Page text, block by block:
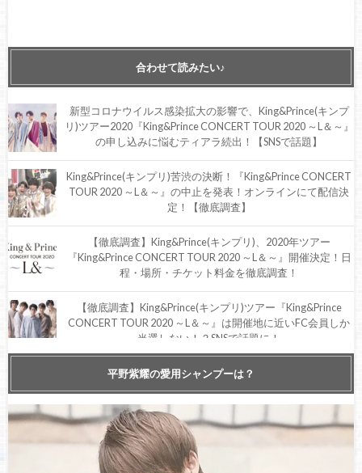
合わせて読みたい♪
新型コロナウイルス感染拡大の影響で、King&Prince(キンプ
リ)ツアー2020『King&Prince CONCERT TOUR 2020 ～L＆～』
の申し込みに悩むティアラ続出！【SNSで話題】
King&Prince(キンプリ)苦渋の決断！『King&Prince CONCERT
TOUR 2020 ～L＆～』の中止を発表！オンラインにて配信決
定！【徹底調査】
【徹底調査】King&Prince(キンプリ)、2020年ツアー
『King&Prince CONCERT TOUR 2020 ～L＆～』開催決定！日
程・場所・チケット料金を徹底調査！
【徹底調査】King&Prince(キンプリ)ツアー『King&Prince
CONCERT TOUR 2020 ～L＆～』は開催地に近いFC会員しか
当選しない！？SNSで話題に！
【ツアー情報】King&Prince(キンプリ)ツアー2021『〜
Re:Sense〜(リセンス)』開幕決定！会場・日程・チケット情報
詳細！【徹底調査】
King&Prince(キンプリ)シングルオリコンチャート連続1位を守
れるか！？新曲『I promise』の予約を追加するティアラが続
出！【SNSで話題】
平野紫耀の愛用シャンプーは？